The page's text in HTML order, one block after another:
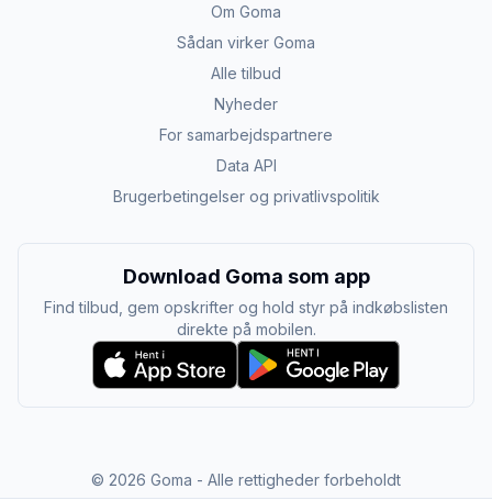
Om Goma
Sådan virker Goma
Alle tilbud
Nyheder
For samarbejdspartnere
Data API
Brugerbetingelser og privatlivspolitik
Download Goma som app
Find tilbud, gem opskrifter og hold styr på indkøbslisten
direkte på mobilen.
© 2026 Goma - Alle rettigheder forbeholdt